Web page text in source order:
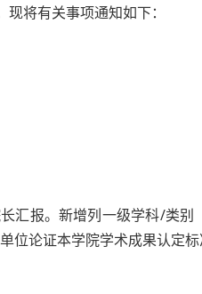
将有关事项通知如下：
汇报。新增列一级学科/类别
论证本学院学术成果认定标